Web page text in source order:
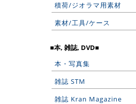
積荷/ジオラマ用素材
素材/工具/ケース
■本, 雑誌, DVD■
本・写真集
雑誌 STM
雑誌 Kran Magazine